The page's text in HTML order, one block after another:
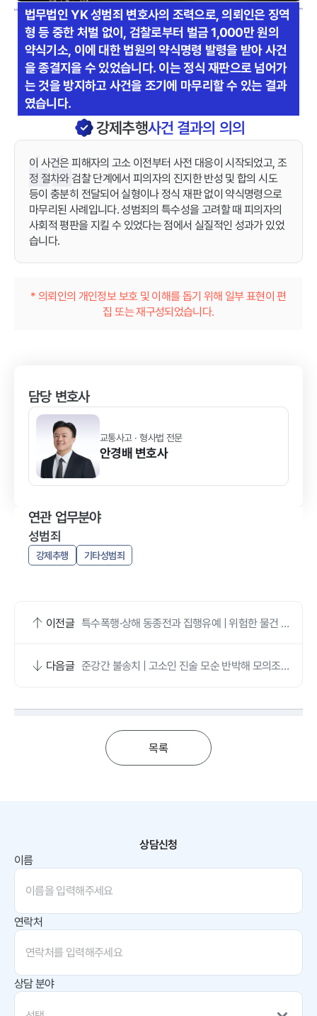
법무법인 YK 성범죄 변호사의 조력으로, 의뢰인은 징역
형 등 중한 처벌 없이, 검찰로부터 벌금 1,000만 원의
약식기소, 이에 대한 법원의 약식명령 발령을 받아 사건
을 종결지을 수 있었습니다. 이는 정식 재판으로 넘어가
는 것을 방지하고 사건을 조기에 마무리할 수 있는 결과
였습니다.
강제추행사건 결과의 의의
이 사건은 피해자의 고소 이전부터 사전 대응이 시작되었고, 조
정 절차와 검찰 단계에서 피의자의 진지한 반성 및 합의 시도
등이 충분히 전달되어 실형이나 정식 재판 없이 약식명령으로
마무리된 사례입니다. 성범죄의 특수성을 고려할 때 피의자의
사회적 평판을 지킬 수 있었다는 점에서 실질적인 성과가 있었
습니다.
* 의뢰인의 개인정보 보호 및 이해를 돕기 위해 일부 표현이 편
집 또는 재구성되었습니다.
담당 변호사
교통사고 · 형사법 전문
안경배 변호사
연관 업무분야
성범죄
강제추행 기타성범죄
이전글 특수폭행·상해 동종전과 집행유예 | 위험한 물건 법
다음글 준강간 불송치 | 고소인 진술 모순 반박해 모의조사
목록
상담신청
이름
연락처
상담 분야